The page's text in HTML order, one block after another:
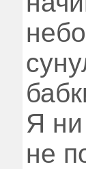
Я
не